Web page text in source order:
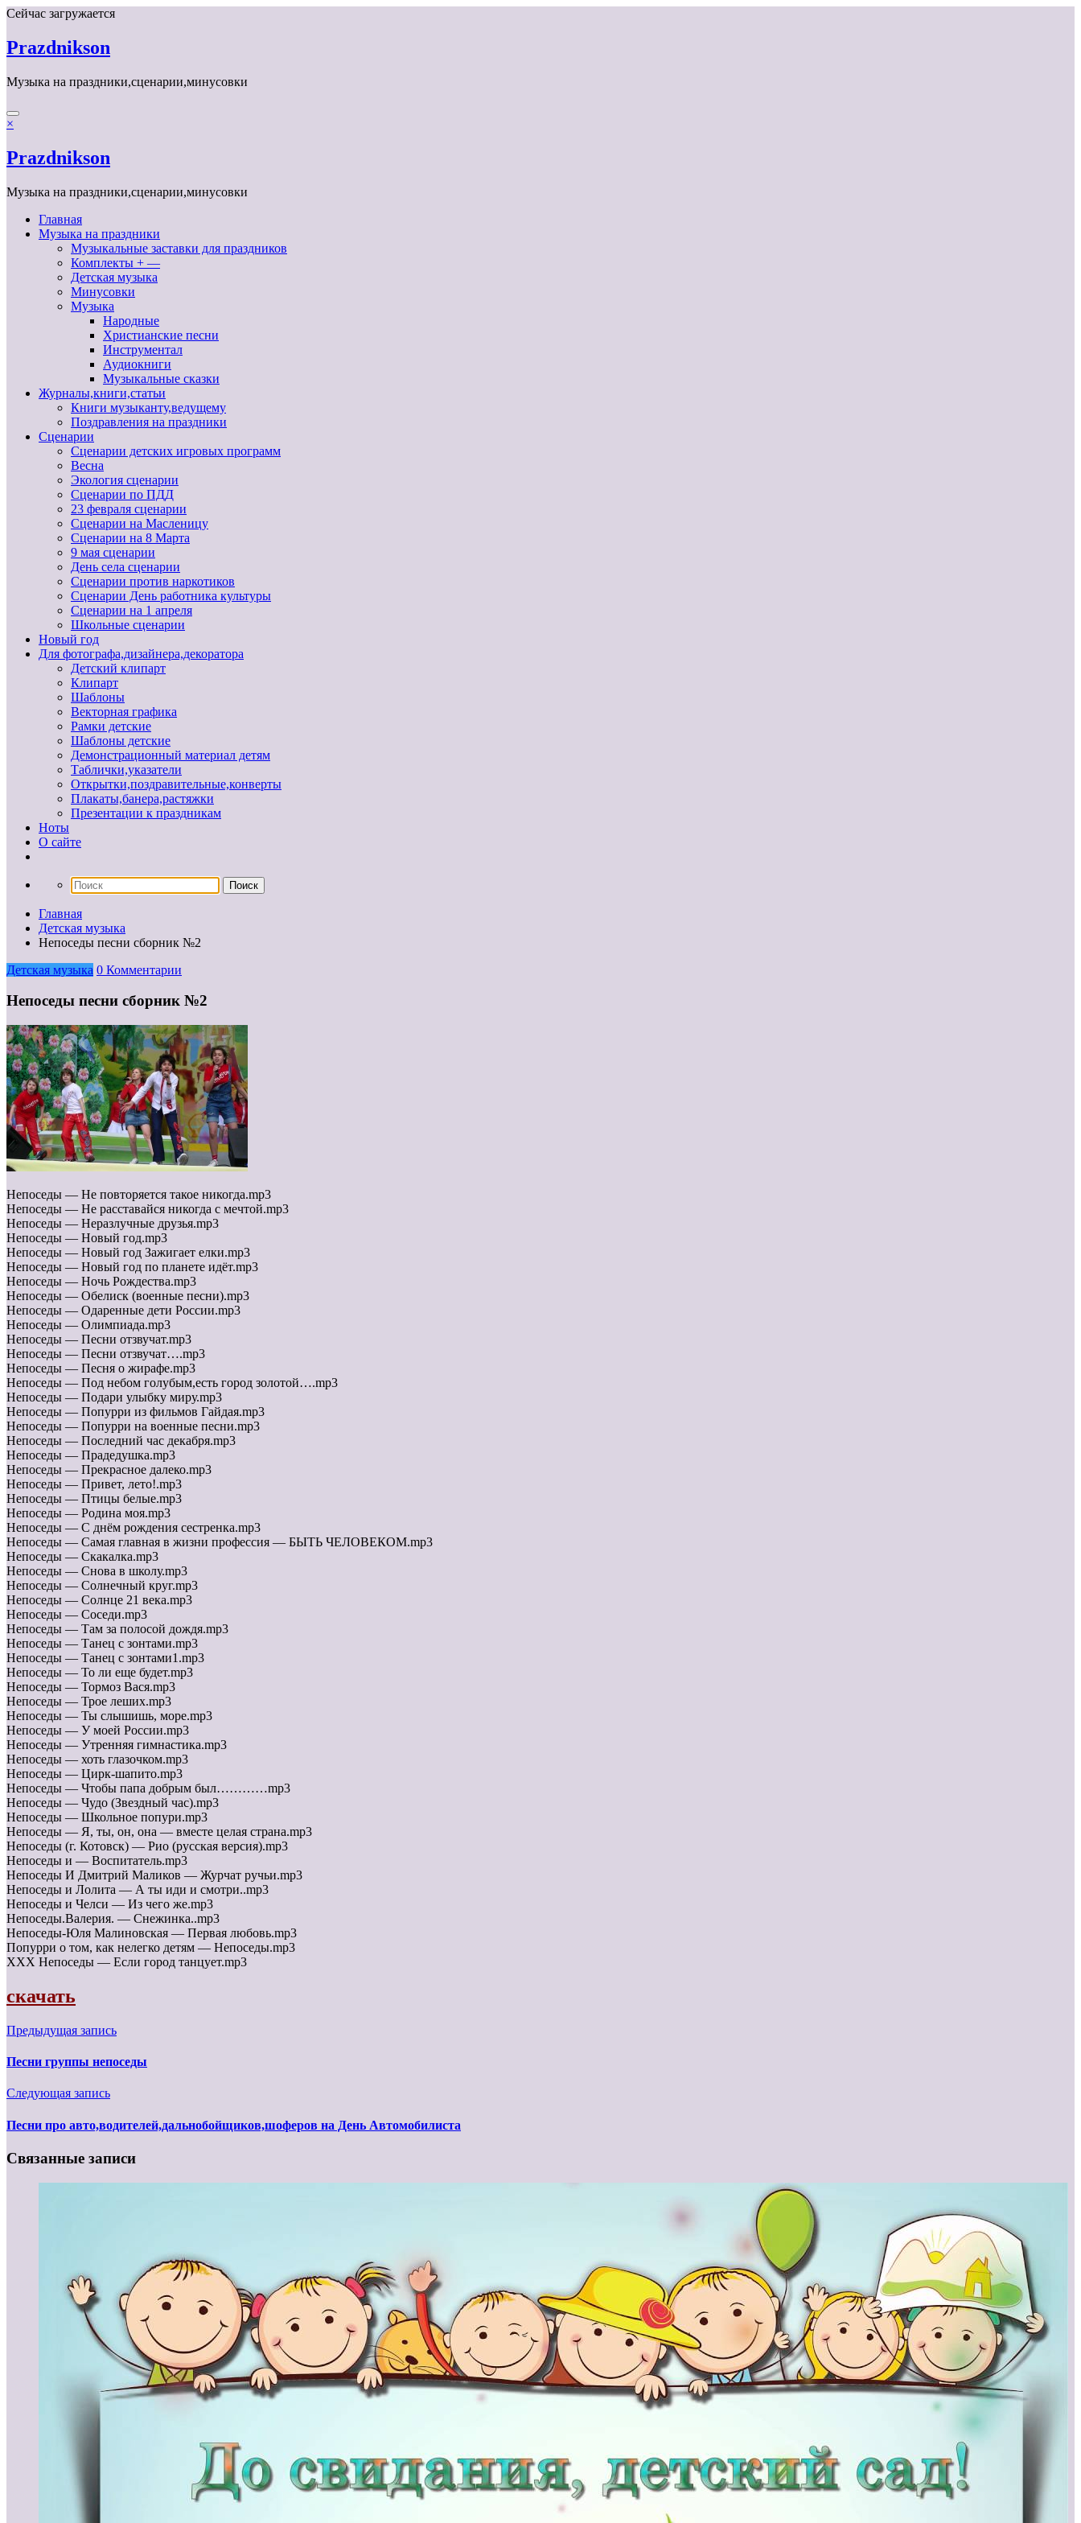
Перейти
содержимому
Сейчас загружается
Prazdnikson
Музыка на праздники,сценарии,минусовки
×
Prazdnikson
Музыка на праздники,сценарии,минусовки
Главная
Музыка на праздники
Музыкальные заставки для праздников
Комплекты + —
Детская музыка
Минусовки
Музыка
Народные
Христианские песни
Инструментал
Аудиокниги
Музыкальные сказки
Журналы,книги,статьи
Книги музыканту,ведущему
Поздравления на праздники
Сценарии
Сценарии детских игровых программ
Весна
Экология сценарии
Сценарии по ПДД
23 февраля сценарии
Сценарии на Масленицу
Сценарии на 8 Марта
9 мая сценарии
День села сценарии
Сценарии против наркотиков
Сценарии День работника культуры
Сценарии на 1 апреля
Школьные сценарии
Новый год
Для фотографа,дизайнера,декоратора
Детский клипарт
Клипарт
Шаблоны
Векторная графика
Рамки детские
Шаблоны детские
Демонстрационный материал детям
Таблички,указатели
Открытки,поздравительные,конверты
Плакаты,банера,растяжки
Презентации к праздникам
Ноты
О сайте
Главная
Детская музыка
Непоседы песни сборник №2
Детская музыка 0 Комментарии
Непоседы песни сборник №2
Непоседы — Не повторяется такое никогда.mp3
Непоседы — Не расставайся никогда с мечтой.mp3
Непоседы — Неразлучные друзья.mp3
Непоседы — Новый год.mp3
Непоседы — Новый год Зажигает елки.mp3
Непоседы — Новый год по планете идёт.mp3
Непоседы — Ночь Рождества.mp3
Непоседы — Обелиск (военные песни).mp3
Непоседы — Одаренные дети России.mp3
Непоседы — Олимпиада.mp3
Непоседы — Песни отзвучат.mp3
Непоседы — Песни отзвучат….mp3
Непоседы — Песня о жирафе.mp3
Непоседы — Под небом голубым,есть город золотой….mp3
Непоседы — Подари улыбку миру.mp3
Непоседы — Попурри из фильмов Гайдая.mp3
Непоседы — Попурри на военные песни.mp3
Непоседы — Последний час декабря.mp3
Непоседы — Прадедушка.mp3
Непоседы — Прекрасное далеко.mp3
Непоседы — Привет, лето!.mp3
Непоседы — Птицы белые.mp3
Непоседы — Родина моя.mp3
Непоседы — С днём рождения сестренка.mp3
Непоседы — Самая главная в жизни профессия — БЫТЬ ЧЕЛОВЕКОМ.mp3
Непоседы — Скакалка.mp3
Непоседы — Снова в школу.mp3
Непоседы — Солнечный круг.mp3
Непоседы — Солнце 21 века.mp3
Непоседы — Соседи.mp3
Непоседы — Там за полосой дождя.mp3
Непоседы — Танец с зонтами.mp3
Непоседы — Танец с зонтами1.mp3
Непоседы — То ли еще будет.mp3
Непоседы — Тормоз Вася.mp3
Непоседы — Трое леших.mp3
Непоседы — Ты слышишь, море.mp3
Непоседы — У моей России.mp3
Непоседы — Утренняя гимнастика.mp3
Непоседы — хоть глазочком.mp3
Непоседы — Цирк-шапито.mp3
Непоседы — Чтобы папа добрым был…………mp3
Непоседы — Чудо (Звездный час).mp3
Непоседы — Школьное попури.mp3
Непоседы — Я, ты, он, она — вместе целая страна.mp3
Непоседы (г. Котовск) — Рио (русская версия).mp3
Непоседы и — Воспитатель.mp3
Непоседы И Дмитрий Маликов — Журчат ручьи.mp3
Непоседы и Лолита — А ты иди и смотри..mp3
Непоседы и Челси — Из чего же.mp3
Непоседы.Валерия. — Снежинка..mp3
Непоседы-Юля Малиновская — Первая любовь.mp3
Попурри о том, как нелегко детям — Непоседы.mp3
ХХХ Непоседы — Если город танцует.mp3
скачать
Предыдущая запись
Песни группы непоседы
Следующая запись
Песни про авто,водителей,дальнобойщиков,шоферов на День Автомобилиста
Связанные записи